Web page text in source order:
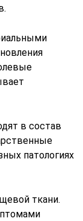
в состав
патологиях
ткани.